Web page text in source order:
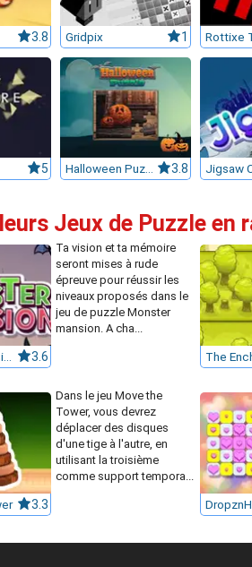
3.8 Gridpix 1 Rottixe
5 Halloween Puzzle 3.8 Jigsaw
Jeux de Puzzle en
3.6
Ta vision et ta mémoire
seront mises à rude
épreuve pour réussir les
niveaux proposés dans le
jeu de puzzle Monster
mansion. A cha...
3.3
Dans le jeu Move the
Tower, vous devrez
déplacer des disques
d'une tige à l'autre, en
utilisant la troisième
comme support tempora...